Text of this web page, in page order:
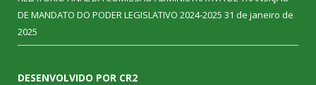
DE MANDATO DO PODER LEGISLATIVO 2024-2025 31 de janeiro de
2025
DESENVOLVIDO POR CR2